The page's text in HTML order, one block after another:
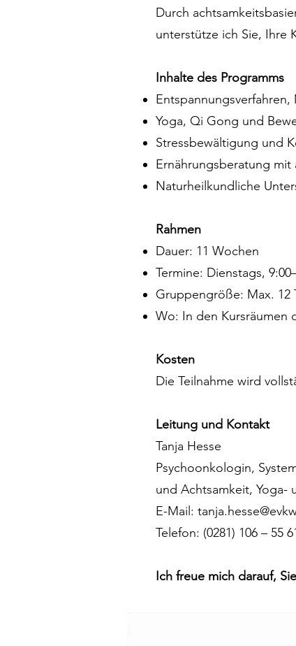
Durch
unterstütze ich Sie, Ihre
Inhalte des Programms
Yoga, Qi Gong und
Stressbewältigung und
Ernährungsberatung
Naturheilkundliche
Rahmen
Dauer: 11 Wochen
Termine: Dienstags,
Gruppengröße: Max. 12
Wo: In den Kursräumen
Kosten
Die Teilnahme wird
Leitung und Kontakt
Tanja Hesse
Psychoonkologin,
und Achtsamkeit, Yoga-
E-Mail:
Telefon: (0281) 106 – 55
Ich freue mich darauf,